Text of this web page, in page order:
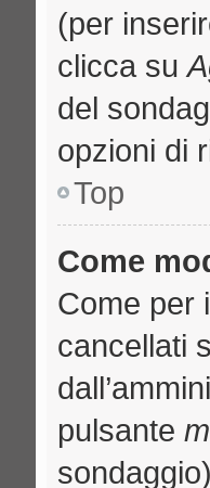
(per
clicca su
del
opzioni di
Top
Come
Come per
cancellati
pulsante